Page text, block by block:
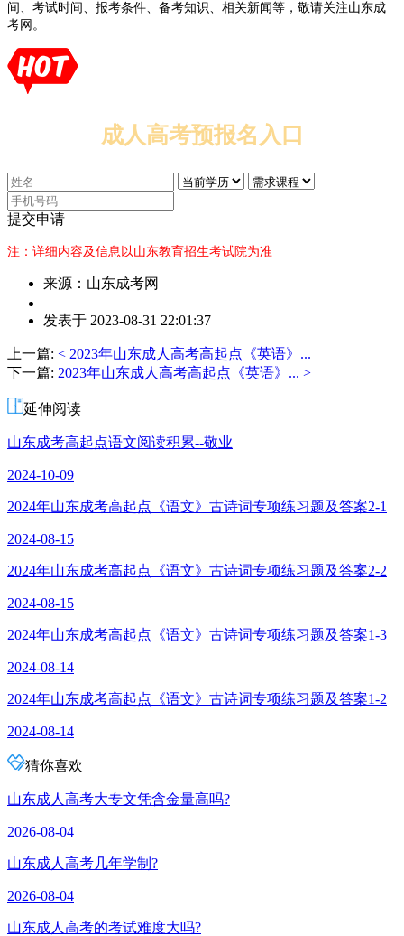
间、考试时间、报考条件、备考知识、相关新闻等，敬请关注山东成
考网。
成人高考预报名入口
提交申请
注：详细内容及信息以山东教育招生考试院为准
来源：山东成考网
者：
老
师
发表于 2023-08-31 22:01:37
上一篇: < 2023年山东成人高考高起点《英语》...
下一篇: 2023年山东成人高考高起点《英语》... >
延伸阅读
山东成考高起点语文阅读积累--敬业
2024-10-09
2024年山东成考高起点《语文》古诗词专项练习题及答案2-1
2024-08-15
2024年山东成考高起点《语文》古诗词专项练习题及答案2-2
2024-08-15
2024年山东成考高起点《语文》古诗词专项练习题及答案1-3
2024-08-14
2024年山东成考高起点《语文》古诗词专项练习题及答案1-2
2024-08-14
猜你喜欢
山东成人高考大专文凭含金量高吗?
2026-08-04
山东成人高考几年学制?
2026-08-04
山东成人高考的考试难度大吗?